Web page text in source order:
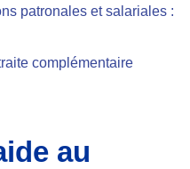
patronales et salariales :
complémentaire
au